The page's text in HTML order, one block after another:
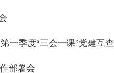
一季度“三会一课”党建互查
部署会